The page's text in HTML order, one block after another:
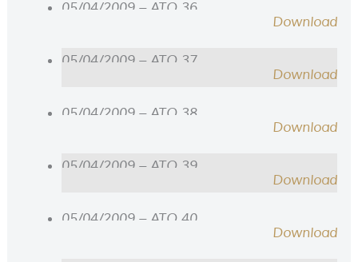
05/04/2009 – ATO 36
Download
05/04/2009 – ATO 37
Download
05/04/2009 – ATO 38
Download
05/04/2009 – ATO 39
Download
05/04/2009 – ATO 40
Download